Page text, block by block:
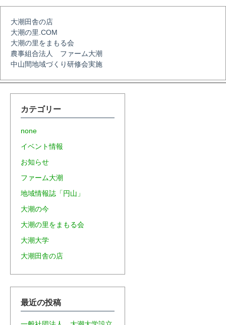
ョ
ン
大潮田舎の店
大潮の里.COM
大潮の里をまもる会
農事組合法人 ファーム大潮
中山間地域づくり研修会実施
カテゴリー
none
イベント情報
お知らせ
ファーム大潮
地域情報誌「円山」
大潮の今
大潮の里をまもる会
大潮大学
大潮田舎の店
最近の投稿